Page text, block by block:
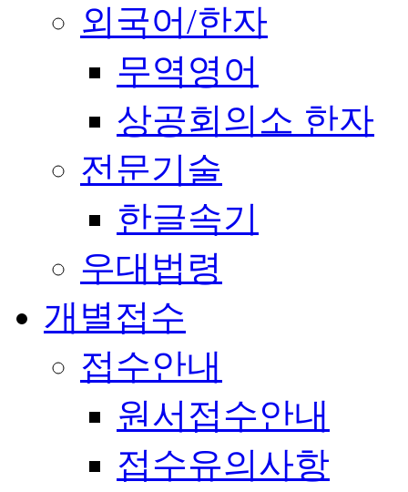
외국어/한자
무역영어
상공회의소 한자
전문기술
한글속기
우대법령
개별접수
접수안내
원서접수안내
접수유의사항